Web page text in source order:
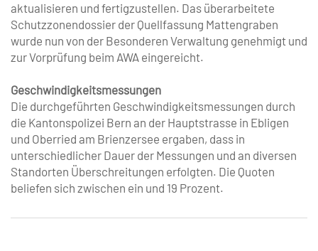
aktualisieren und fertigzustellen. Das überarbeitete
Schutzzonendossier der Quellfassung Mattengraben
wurde nun von der Besonderen Verwaltung genehmigt und
zur Vorprüfung beim AWA eingereicht.
Geschwindigkeitsmessungen
Die durchgeführten Geschwindigkeitsmessungen durch
die Kantonspolizei Bern an der Hauptstrasse in Ebligen
und Oberried am Brienzersee ergaben, dass in
unterschiedlicher Dauer der Messungen und an diversen
Standorten Überschreitungen erfolgten. Die Quoten
beliefen sich zwischen ein und 19 Prozent.